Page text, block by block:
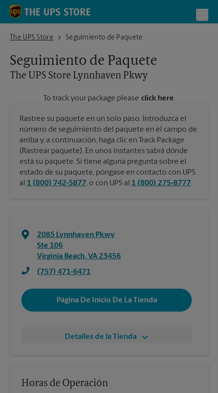
Skip to content
Return to Nav
The UPS Store
The UPS Store Lynnhaven Pkwy
Seguimiento de Paquete
Seguimiento de Paquete
The UPS Store Lynnhaven Pkwy
To track your package please click here.
Rastree su paquete en un solo paso. Introduzca el
número de seguimiento del paquete en el campo de
arriba y, a continuación, haga clic en Track Package
(Rastrear paquete). En unos instantes sabrá dónde
está su paquete. Si tiene alguna pregunta sobre el
estado de su paquete, póngase en contacto con UPS
al 1 (800) 742-5877, o con UPS al 1 (800) 275-8777.
2085 Lynnhaven Pkwy
Ste 106
Virginia Beach, VA 23456
(757) 471-6471
Página De Inicio De La Tienda
Detalles de la Tienda
Horas de Operación